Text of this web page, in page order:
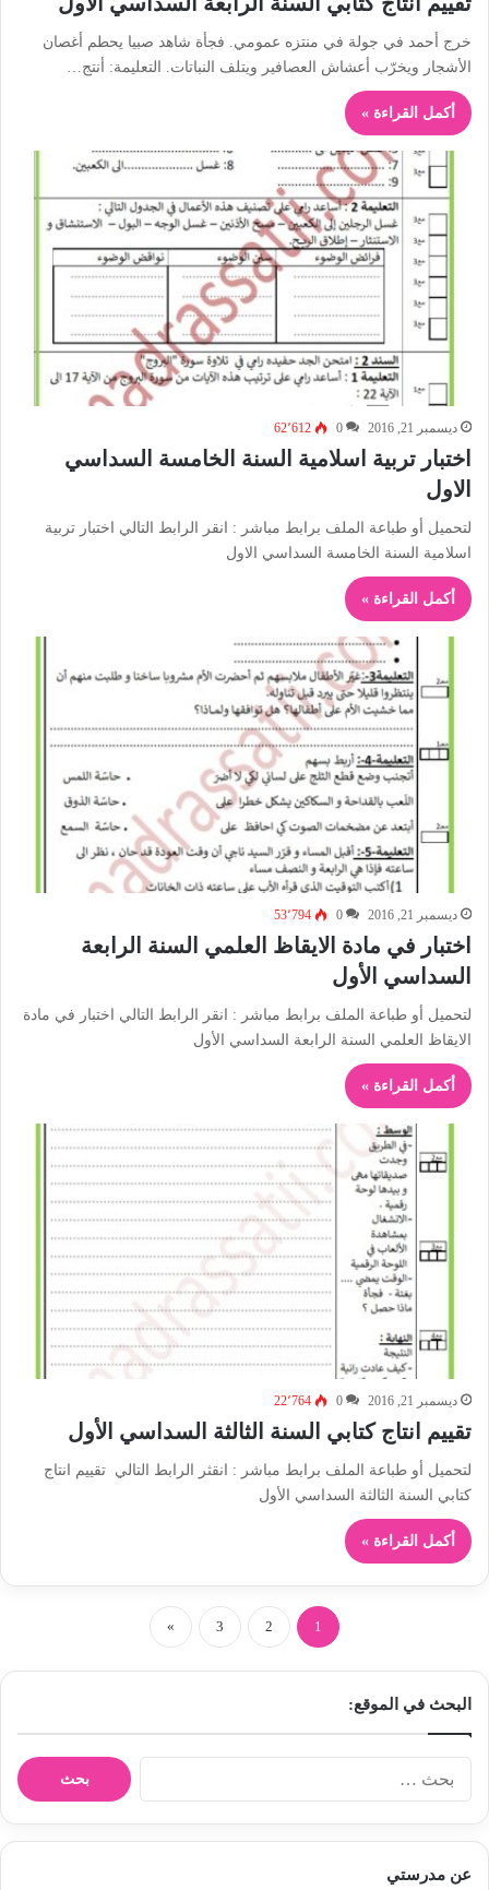
خرج أحمد في جولة في منتزه عمومي. فجأة شاهد صبيا يحطم أغصان
الأشجار ويخرّب أعشاش العصافير ويتلف النباتات. التعليمة: أنتج…
أكمل القراءة »
ديسمبر 21, 2016 0 62٬612
اختبار تربية اسلامية السنة الخامسة السداسي
الاول
لتحميل أو طباعة الملف برابط مباشر : انقر الرابط التالي اختبار تربية
اسلامية السنة الخامسة السداسي الاول
أكمل القراءة »
ديسمبر 21, 2016 0 53٬794
اختبار في مادة الايقاظ العلمي السنة الرابعة
السداسي الأول
لتحميل أو طباعة الملف برابط مباشر : انقر الرابط التالي اختبار في مادة
الايقاظ العلمي السنة الرابعة السداسي الأول
أكمل القراءة »
ديسمبر 21, 2016 0 22٬764
تقييم انتاج كتابي السنة الثالثة السداسي الأول
لتحميل أو طباعة الملف برابط مباشر : انقثر الرابط التالي تقييم انتاج
كتابي السنة الثالثة السداسي الأول
أكمل القراءة »
1
2
3
»
البحث في الموقع:
عن مدرستي